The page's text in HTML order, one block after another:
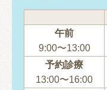
午前
9:00〜13:00
予約診療
13:00〜16:00